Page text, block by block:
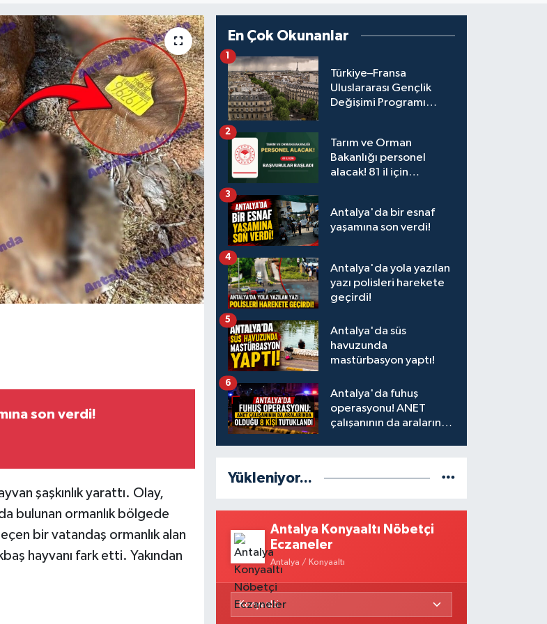
son verdi!
şaşkınlık yarattı. Olay,
bulunan ormanlık bölgede
bir vatandaş ormanlık alan
hayvanı fark etti. Yakından
En Çok Okunanlar
Türkiye–Fransa
Uluslararası Gençlik
Değişimi Programı
1
Tarım ve Orman
Bakanlığı personel
alacak! 81 il için
2
Antalya'da bir esnaf
yaşamına son verdi!
3
Antalya'da yola yazılan
yazı polisleri harekete
geçirdi!
4
Antalya'da süs
havuzunda
mastürbasyon yaptı!
5
Antalya'da fuhuş
operasyonu! ANET
çalışanının da aralarında
6
Yükleniyor...
Antalya Konyaaltı Nöbetçi
Eczaneler
Antalya / Konyaaltı